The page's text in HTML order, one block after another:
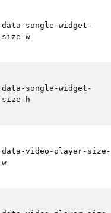
data-songle-widget-
size-w
data-songle-widget-
size-h
data-video-player-size-
w